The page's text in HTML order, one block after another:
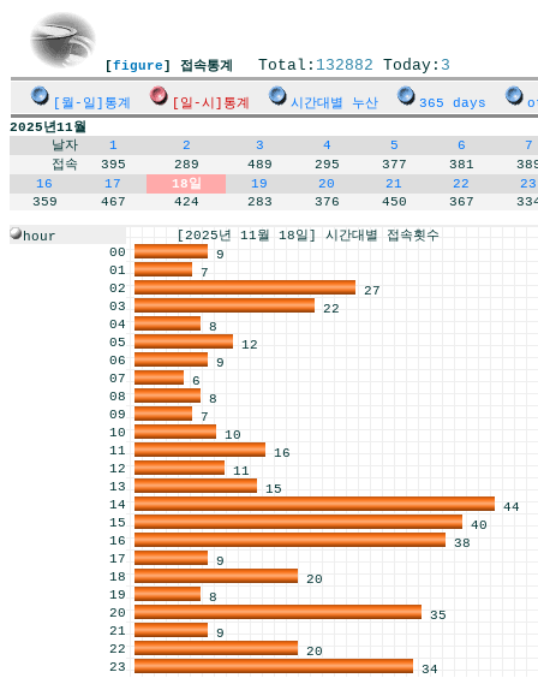
[figure] 접속통계 Total: 132882 Today: 3
[월-일]통계 [일-시]통계 시간대별 누산 365 days
2025년11월
날자
1 2 3 4 5 6
7
접속
395 289 489 295 377 381
16
17 18일 19 20 21 22
23
359
467 424 283 376 450 367
hour
[2025년 11월 18일] 시간대별 접속횟수
00
9
01
7
02
27
03
22
04
8
05
12
06
9
07
6
08
8
09
7
10
10
11
16
12
11
13
15
14
44
15
40
16
38
17
9
18
20
19
8
20
35
21
9
22
20
23
34